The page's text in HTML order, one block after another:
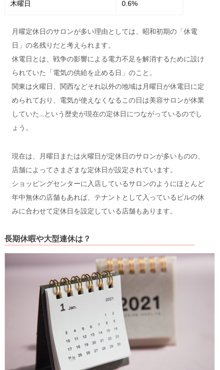
木曜日 0.6%
月曜定休日のサロンが多い理由としては、昭和初期の「休電
日」の名残りだと考えられます。
休電日とは、戦争の影響による電力不足を解消するために設け
られていた「電気の供給を止める日」のこと。
関東は火曜日、関西などそれ以外の地域は月曜日が休電日に定
められており、電気が使えなくなるこの日は美容サロンが休業
していた…という歴史が現在の定休日につながっているのでし
ょう。
現在は、月曜日または火曜日が定休日のサロンが多いものの、
店舗によってさまざまな定休日が設定されています。
ショッピングセンターに入店しているサロンのようにほとんど
年中無休の店舗もあれば、テナントとして入っているビルの休
みに合わせて定休日を設定している店舗もあります。
長期休暇や大型連休は？